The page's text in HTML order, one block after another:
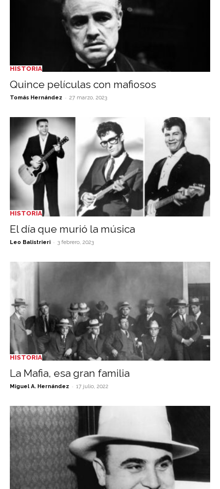
HISTORIA
Quince películas con mafiosos
Tomás Hernández - 27 marzo, 2023
HISTORIA
El día que murió la música
Leo Balistrieri - 3 febrero, 2023
HISTORIA
La Mafia, esa gran familia
Miguel A. Hernández - 17 julio, 2022